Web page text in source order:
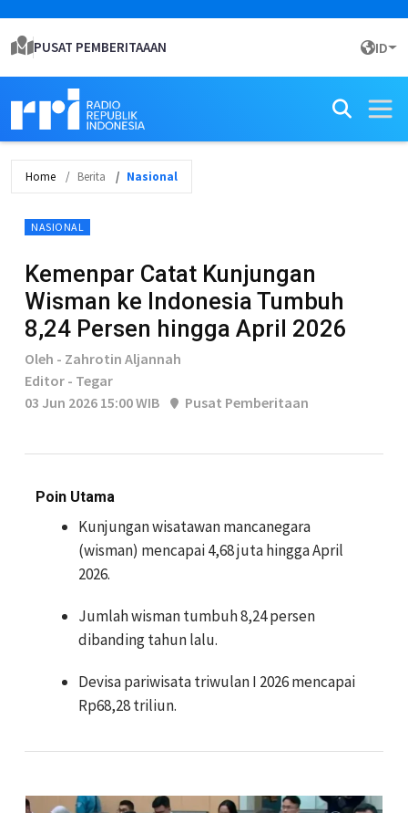
PUSAT PEMBERITAAAN ID
Home Berita Nasional
NASIONAL
Kemenpar Catat Kunjungan
Wisman ke Indonesia Tumbuh
8,24 Persen hingga April 2026
Oleh - Zahrotin Aljannah
Editor - Tegar
03 Jun 2026 15:00 WIB
Pusat Pemberitaan
Poin Utama
Kunjungan wisatawan mancanegara
(wisman) mencapai 4,68 juta hingga April
2026.
Jumlah wisman tumbuh 8,24 persen
dibanding tahun lalu.
Devisa pariwisata triwulan I 2026 mencapai
Rp68,28 triliun.